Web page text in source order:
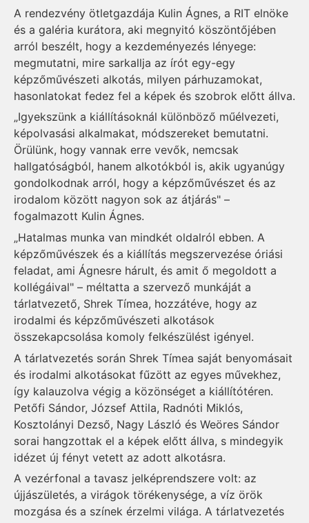
A rendezvény ötletgazdája Kulin Ágnes, a RIT elnöke
és a galéria kurátora, aki megnyitó köszöntőjében
arról beszélt, hogy a kezdeményezés lényege:
megmutatni, mire sarkallja az írót egy-egy
képzőművészeti alkotás, milyen párhuzamokat,
hasonlatokat fedez fel a képek és szobrok előtt állva.
„Igyekszünk a kiállításoknál különböző műélvezeti,
képolvasási alkalmakat, módszereket bemutatni.
Örülünk, hogy vannak erre vevők, nemcsak
hallgatóságból, hanem alkotókból is, akik ugyanúgy
gondolkodnak arról, hogy a képzőművészet és az
irodalom között nagyon sok az átjárás" –
fogalmazott Kulin Ágnes.
„Hatalmas munka van mindkét oldalról ebben. A
képzőművészek és a kiállítás megszervezése óriási
feladat, ami Ágnesre hárult, és amit ő megoldott a
kollégáival" – méltatta a szervező munkáját a
tárlatvezető, Shrek Tímea, hozzátéve, hogy az
irodalmi és képzőművészeti alkotások
összekapcsolása komoly felkészülést igényel.
A tárlatvezetés során Shrek Tímea saját benyomásait
és irodalmi alkotásokat fűzött az egyes művekhez,
így kalauzolva végig a közönséget a kiállítótéren.
Petőfi Sándor, József Attila, Radnóti Miklós,
Kosztolányi Dezső, Nagy László és Weöres Sándor
sorai hangzottak el a képek előtt állva, s mindegyik
idézet új fényt vetett az adott alkotásra.
A vezérfonal a tavasz jelképrendszere volt: az
újjászületés, a virágok törékenysége, a víz örök
mozgása és a színek érzelmi világa. A tárlatvezetés